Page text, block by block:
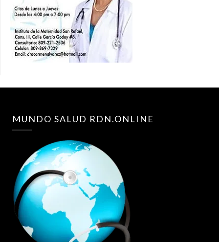
MUNDO SALUD RDN.ONLINE